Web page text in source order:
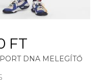
FT
DNA MELEGÍTŐ